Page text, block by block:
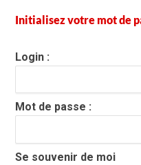
Initialisez votre mot de
Login :
Mot de passe :
Se souvenir de moi